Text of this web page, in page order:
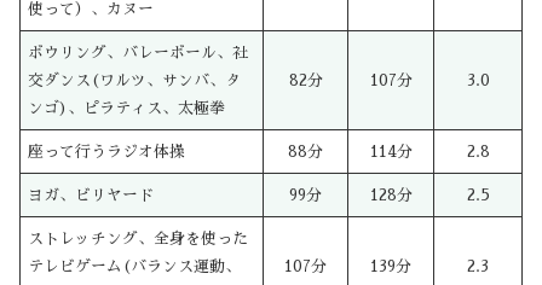
使って）、カヌー
ボウリング、バレーボール、社
交ダンス(ワルツ、サンバ、タ
ンゴ)、ピラティス、太極拳
82分 107分 3.0
座って行うラジオ体操 88分 114分 2.8
ヨガ、ビリヤード 99分 128分 2.5
ストレッチング、全身を使った
テレビゲーム(バランス運動、
107分 139分 2.3